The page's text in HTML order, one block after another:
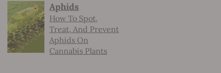
Aphids
How To Spot,
Treat, And Prevent
Aphids On
Cannabis Plants